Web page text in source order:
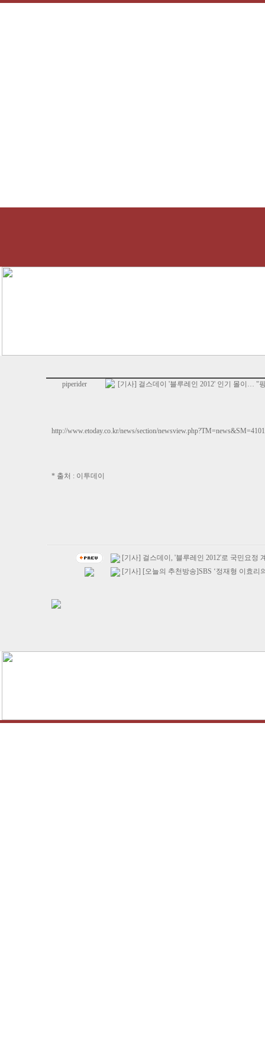
piperider [기사] 걸스데이 '블루레인 2012' 인기 몰이… "
http://www.etoday.co.kr/news/section/
* 출처 : 이투데이
[기사] 걸스데이, '블루레인 2012'로 국민요정
[기사] [오늘의 추천방송]SBS ‘정재형 이효리